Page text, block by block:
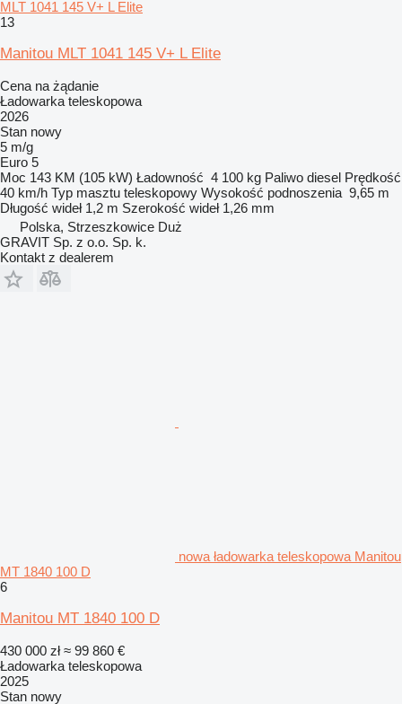
MLT 1041 145 V+ L Elite
13
Manitou MLT 1041 145 V+ L Elite
Cena na żądanie
Ładowarka teleskopowa
2026
Stan nowy
5 m/g
Euro 5
Moc 143 KM (105 kW) Ładowność 4 100 kg Paliwo diesel Prędkość
40 km/h Typ masztu teleskopowy Wysokość podnoszenia 9,65 m
Długość wideł 1,2 m Szerokość wideł 1,26 mm
Polska, Strzeszkowice Duż
GRAVIT Sp. z o.o. Sp. k.
Kontakt z dealerem
nowa ładowarka teleskopowa Manitou
MT 1840 100 D
6
Manitou MT 1840 100 D
430 000 zł ≈ 99 860 €
Ładowarka teleskopowa
2025
Stan nowy